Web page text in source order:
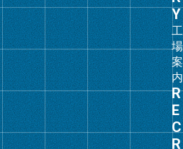
工
場
案
内
ン
ク
グ
ル
ー